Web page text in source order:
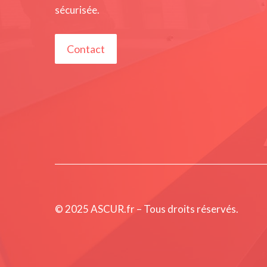
sécurisée.
Contact
© 2025 ASCUR.fr – Tous droits réservés.